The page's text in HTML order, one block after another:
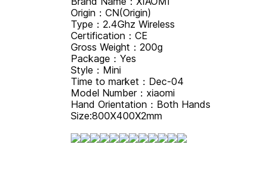
Origin：CN(Origin)
Type：2.4Ghz Wireless
Certification：CE
Gross Weight：200g
Package：Yes
Style：Mini
Time to market：Dec-04
Model Number：xiaomi
Hand Orientation：Both Hands
Size:800X400X2mm